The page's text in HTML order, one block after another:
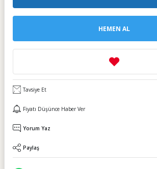
HEMEN AL
Tavsiye Et
Fiyatı Düşünce Haber Ver
Yorum Yaz
Paylaş